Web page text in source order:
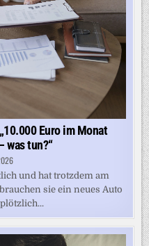
Euro im Monat
was tun?“
und hat trotzdem am
sie ein neues Auto